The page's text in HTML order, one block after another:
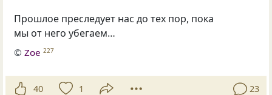
Прошлое преследует нас до тех пор, пока
мы от него убегаем…
©Zoe 227
40 1 23